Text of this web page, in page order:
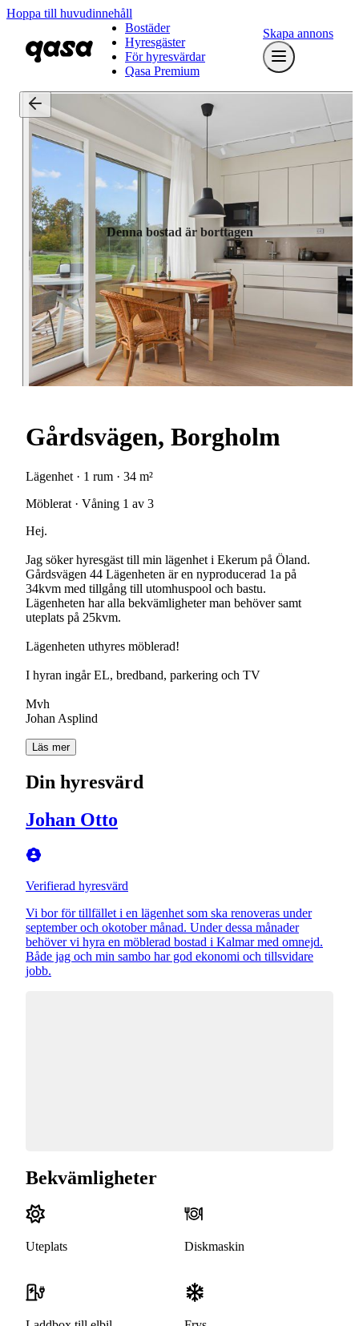
Hoppa till huvudinnehåll
Bostäder
Hyresgäster
För hyresvärdar
Qasa Premium
Skapa annons
Denna bostad är borttagen
Gårdsvägen, Borgholm
Lägenhet · 1 rum · 34 m²
Möblerat · Våning 1 av 3
Hej.
Jag söker hyresgäst till min lägenhet i Ekerum på Öland.
Gårdsvägen 44 Lägenheten är en nyproducerad 1a på
34kvm med tillgång till utomhuspool och bastu.
Lägenheten har alla bekvämligheter man behöver samt
uteplats på 25kvm.
Lägenheten uthyres möblerad!
I hyran ingår EL, bredband, parkering och TV
Mvh
Läs mer
Din hyresvärd
Johan Otto
Verifierad hyresvärd
Vi bor för tillfället i en lägenhet som ska renoveras under
september och okotober månad. Under dessa månader
behöver vi hyra en möblerad bostad i Kalmar med omnejd.
Både jag och min sambo har god ekonomi och tillsvidare
jobb.
Bekvämligheter
Uteplats Diskmaskin